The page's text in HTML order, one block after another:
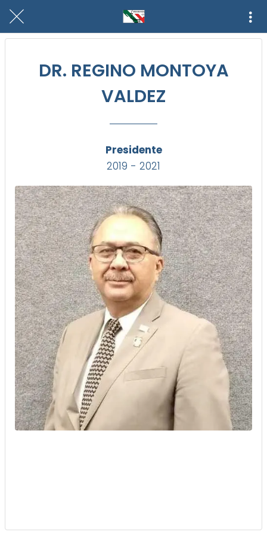
DR. REGINO MONTOYA
VALDEZ
Presidente
2019 - 2021